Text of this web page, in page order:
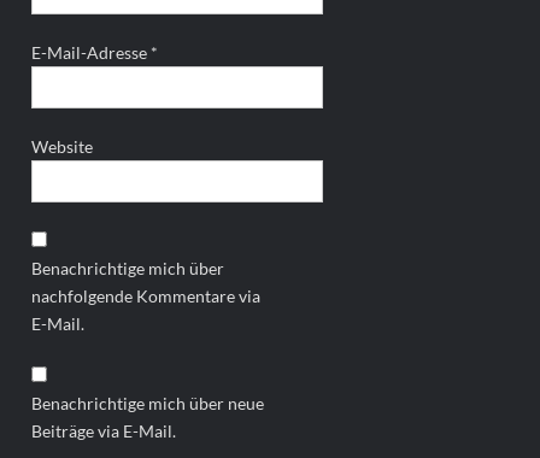
E-Mail-Adresse *
Website
Benachrichtige mich über
nachfolgende Kommentare via
E-Mail.
Benachrichtige mich über neue
Beiträge via E-Mail.